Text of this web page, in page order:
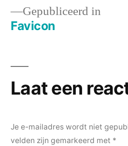
Bericht
Gepubliceerd in
Favicon
Laat een
Je e-mailadres wordt niet
velden zijn gemarkeerd met *